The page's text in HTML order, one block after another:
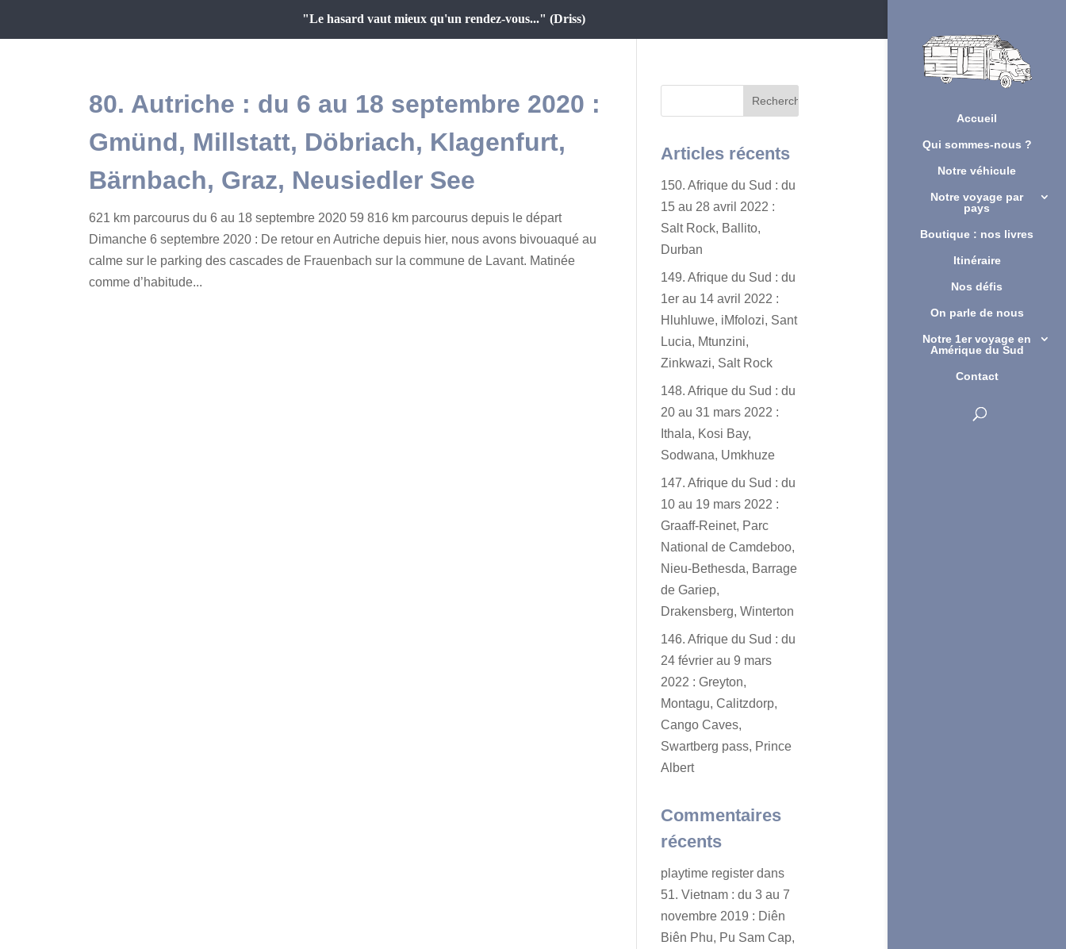
"Le hasard vaut mieux qu'un rendez-vous..." (Driss)
Accueil
Qui sommes-nous ?
Notre véhicule
Notre voyage par
pays
Boutique : nos livres
Itinéraire
Nos défis
On parle de nous
Notre 1er voyage en
Amérique du Sud
Contact
80. Autriche : du 6 au 18 septembre 2020 :
Gmünd, Millstatt, Döbriach, Klagenfurt,
Bärnbach, Graz, Neusiedler See
621 km parcourus du 6 au 18 septembre 2020 59 816 km parcourus depuis le départ
Dimanche 6 septembre 2020 : De retour en Autriche depuis hier, nous avons bivouaqué au
calme sur le parking des cascades de Frauenbach sur la commune de Lavant. Matinée
comme d’habitude...
Articles récents
150. Afrique du Sud : du
15 au 28 avril 2022 :
Salt Rock, Ballito,
Durban
149. Afrique du Sud : du
1er au 14 avril 2022 :
Hluhluwe, iMfolozi, Sant
Lucia, Mtunzini,
Zinkwazi, Salt Rock
148. Afrique du Sud : du
20 au 31 mars 2022 :
Ithala, Kosi Bay,
Sodwana, Umkhuze
147. Afrique du Sud : du
10 au 19 mars 2022 :
Graaff-Reinet, Parc
National de Camdeboo,
Nieu-Bethesda, Barrage
de Gariep,
Drakensberg, Winterton
146. Afrique du Sud : du
24 février au 9 mars
2022 : Greyton,
Montagu, Calitzdorp,
Cango Caves,
Swartberg pass, Prince
Albert
Commentaires
récents
playtime register dans
51. Vietnam : du 3 au 7
novembre 2019 : Diên
Biên Phu, Pu Sam Cap,